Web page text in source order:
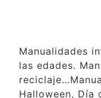
Manualidades
las edades.
Halloween, Día